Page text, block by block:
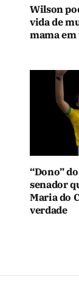
Wilson
vida de
mama em
“Dono”
senador
Maria do
verdade